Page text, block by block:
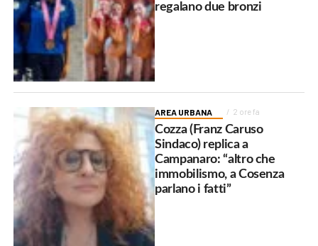
regalano due bronzi
AREA URBANA 2 ore fa
Cozza (Franz Caruso
Sindaco) replica a
Campanaro: “altro che
immobilismo, a Cosenza
parlano i fatti”